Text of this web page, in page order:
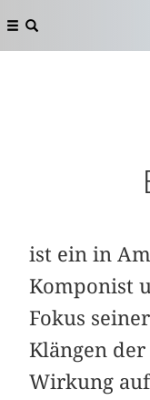
ist ein in
Komponist
Fokus
Klängen
Wirkung